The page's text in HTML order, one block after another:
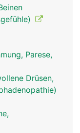
Parese,
Drüsen,